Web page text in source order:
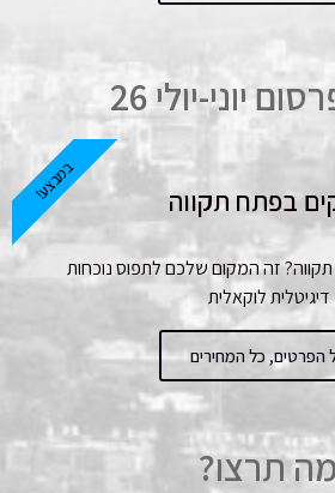
יוני-יולי 26
בפתח תקווה
זה המקום שלכם לתפוס נוכחות
דיגיטלית לוקאלית
הפרטים, כל המחירים
במבצע!
תרצו?